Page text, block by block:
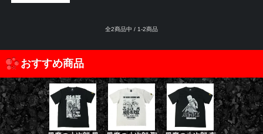
全2商品中 / 1-2商品
おすすめ商品